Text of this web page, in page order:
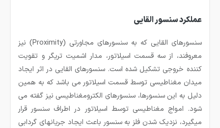
عملکرد سنسور القایی
سنسورهای القایی که به سنسورهای مجاورتی (Proximity) نیز
معروفند، از سه قسمت اسیلاتور، مدار اشمیت تریگر و تقویت
کننده خروجی تشکیل شده است.سنسورهای القایی در اثر ایجاد
میدان مغناطیسی توسط قسمت اسیلاتور می باشد که به همین
دلیل به این سنسورها، سنسورهای الکترومغناطیسی نیز گفته می
شود. امواج مغناطیسی توسط اسیلاتور در اطراف سنسور قرار
میگیرد، نزدیک شدن فلز به سنسور باعث ایجاد جریانهای گردابی